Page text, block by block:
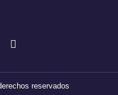
I
t
a
reservados